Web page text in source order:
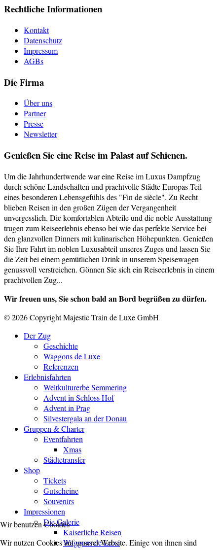
Rechtliche Informationen
Kontakt
Datenschutz
Impressum
AGBs
Die Firma
Über uns
Partner
Presse
Newsletter
Genießen Sie eine Reise im Palast auf Schienen.
Um die Jahrhundertwende war eine Reise im Luxus Dampfzug
durch schöne Landschaften und prachtvolle Städte Europas Teil
eines besonderen Lebensgefühls des "Fin de siècle". Zu Recht
blieben Reisen in den großen Zügen der Vergangenheit
unvergesslich. Die komfortablen Abteile und die noble Ausstattung
trugen zum Reiseerlebnis ebenso bei wie das perfekte Service bei
den glanzvollen Dinners mit kulinarischen Höhepunkten. Genießen
Sie Ihre Fahrt im noblen Luxusabteil unseres Zuges und lassen Sie
die Zeit bei einem gemütlichen Drink in unserem Speisewagen
genussvoll verstreichen. Gönnen Sie sich ein Reiseerlebnis in einem
prachtvollen Zug...
Wir freuen uns, Sie schon bald an Bord begrüßen zu dürfen.
© 2026 Copyright Majestic Train de Luxe GmbH
Der Zug
Geschichte
Waggons de Luxe
Referenzen
Erlebnisfahrten
Weltkulturerbe Semmering
Advent in Schloss Hof
Advent in Prag
Silvestergala an der Donau
Gruppen & Charter
Eventfahrten
Xmas
Städtetransfer
Shop
Tickets
Gutscheine
Souvenirs
Impressionen
Die Galerie
Kaiserliche Reisen
Waggons de Luxe
Wir benutzen Cookies
Wir nutzen Cookies auf unserer Website. Einige von ihnen sind